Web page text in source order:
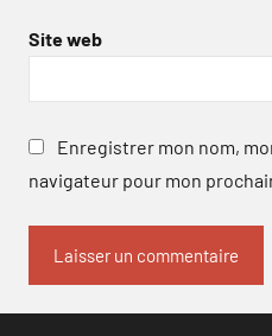
Site web
Enregistrer mon nom,
navigateur pour mon